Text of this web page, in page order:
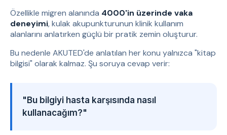
Özellikle migren alanında 4000'in üzerinde vaka
deneyimi, kulak akupunkturunun klinik kullanım
alanlarını anlatırken güçlü bir pratik zemin oluşturur.
Bu nedenle AKUTED'de anlatılan her konu yalnızca "kitap
bilgisi" olarak kalmaz. Şu soruya cevap verir:
"Bu bilgiyi hasta karşısında nasıl
kullanacağım?"